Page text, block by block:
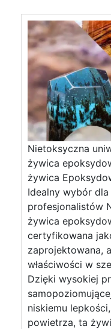
Nietoksyczna
żywica
żywica
Idealny wybór
profesjonalistów
żywica
certyfikowana
zaprojektowana,
właściwości w
Dzięki wysokiej
niskiemu
powietrza, ta